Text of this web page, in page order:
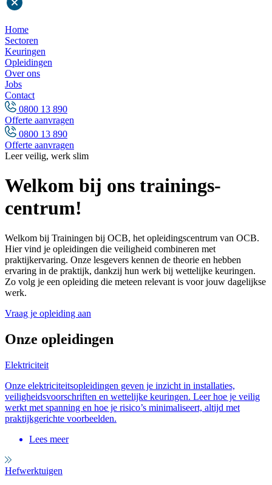
Home
Sectoren
Keuringen
Opleidingen
Over ons
Jobs
Contact
0800 13 890
Offerte aanvragen
0800 13 890
Offerte aanvragen
Leer veilig, werk slim
Welkom bij ons trainings­
centrum!
Welkom bij Trainingen bij OCB, het opleidingscentrum van OCB.
Hier vind je opleidingen die veiligheid combineren met
praktijkervaring. Onze lesgevers kennen de theorie en hebben
ervaring in de praktijk, dankzij hun werk bij wettelijke keuringen.
Zo volg je een opleiding die meteen relevant is voor jouw dagelijkse
werk.
Vraag je opleiding aan
Onze opleidingen
Elektriciteit
Onze elektriciteitsopleidingen geven je inzicht in installaties,
veiligheidsvoorschriften en wettelijke keuringen. Leer hoe je veilig
werkt met spanning en hoe je risico’s minimaliseert, altijd met
praktijkgerichte voorbeelden.
Lees meer
Hefwerktuigen